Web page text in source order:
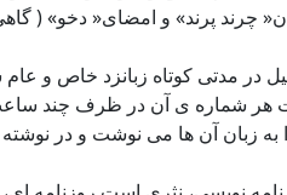
چرند پرند» و امضای« دخو» (
در مدتی کوتاه زبانزد خاص و
هر شماره ی آن در ظرف چند
زبان آن ها می نوشت و در نوشته